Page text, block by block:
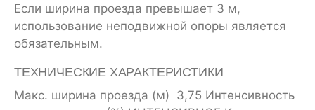
Если ширина проезда превышает 3 м,
использование неподвижной опоры является
обязательным.
ТЕХНИЧЕСКИЕ ХАРАКТЕРИСТИКИ
Макс. ширина проезда (м) 3,75 Интенсивность